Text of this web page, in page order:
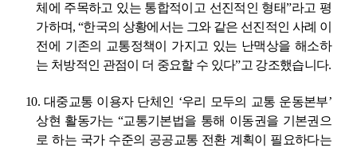
체에 주목하고 있는 통합적이고 선진적인 형태”라고 평
가하며, “한국의 상황에서는 그와 같은 선진적인 사례 이
전에 기존의 교통정책이 가지고 있는 난맥상을 해소하
는 처방적인 관점이 더 중요할 수 있다”고 강조했습니다.
10.대중교통 이용자 단체인 ‘우리 모두의 교통 운동본부’
상현 활동가는“교통기본법을 통해 이동권을 기본권으
로 하는 국가 수준의 공공교통 전환 계획이 필요하다는